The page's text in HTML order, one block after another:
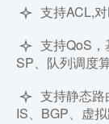
支持ACL,
支持QoS，
SP、队列调度
支持静态
IS、BGP、虚